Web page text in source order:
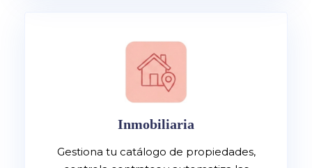
Inmobiliaria
Gestiona tu catálogo de propiedades,